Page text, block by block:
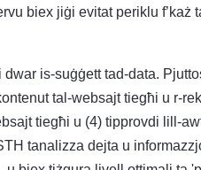
biex jiġi evitat periklu f’każ
is-suġġett tad-data.
tal-websajt tiegħi u r-
tiegħi u (4) tipprovdi lill-
tanalizza dejta u